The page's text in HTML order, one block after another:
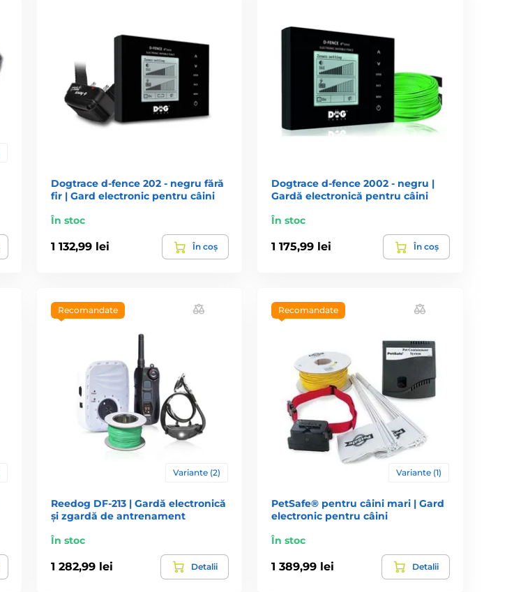
Dogtrace d‑fence 202 - negru fără
fir | Gard electronic pentru câini
În stoc
1 132,99 lei În coș
Dogtrace d‑fence 2002 - negru |
Gardă electronică pentru câini
În stoc
1 175,99 lei În coș
Recomandate
Variante (2)
Reedog DF-213 | Gardă electronică
și zgardă de antrenament
În stoc
1 282,99 lei Detalii
Recomandate
Variante (1)
PetSafe® pentru câini mari | Gard
electronic pentru câini
În stoc
1 389,99 lei Detalii